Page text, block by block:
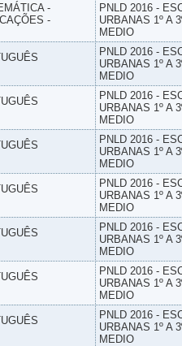
-
-
PNLD 2016 -
URBANAS 1º A
MEDIO
PNLD 2016 -
URBANAS 1º A
MEDIO
PNLD 2016 -
URBANAS 1º A
MEDIO
PNLD 2016 -
URBANAS 1º A
MEDIO
PNLD 2016 -
URBANAS 1º A
MEDIO
PNLD 2016 -
URBANAS 1º A
MEDIO
PNLD 2016 -
URBANAS 1º A
MEDIO
PNLD 2016 -
URBANAS 1º A
MEDIO